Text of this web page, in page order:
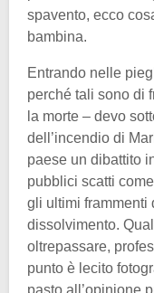
spavento, ecco
bambina.
Entrando nelle
perché tali sono di
la morte – devo
dell’incendio di
paese un dibattito
pubblici scatti
gli ultimi frammenti
dissolvimento.
oltrepassare,
punto è lecito